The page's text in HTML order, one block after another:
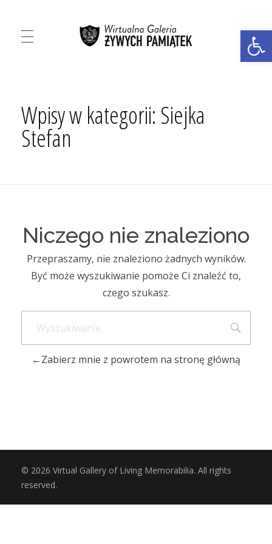
Wpisy w kategorii: Siejka
Stefan
Niczego nie znaleziono
Przepraszamy, nie znaleziono żadnych wyników.
Być może wyszukiwanie pomoże Ci znaleźć to,
czego szukasz.
Zabierz mnie z powrotem na stronę główną
© 2026 Virtual Gallery of Living Memorabilia. All rights
reserved.